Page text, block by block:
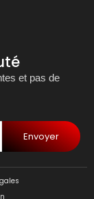
et pas de
Envoyer